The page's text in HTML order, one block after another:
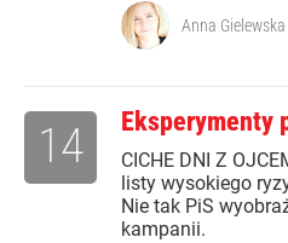
Anna Gielewska
Eksperymenty
CICHE DNI Z
listy wysokiego
Nie tak PiS
kampanii.
14